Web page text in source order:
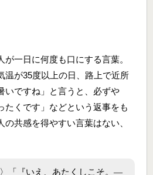
一日に何度も口にする言葉。
温が35度以上の日、路上で近所
いですね」と言うと、必ずや
たくです」などという返事をも
共感を得やすい言葉はない、
「『いえ、あたくしこそ。―